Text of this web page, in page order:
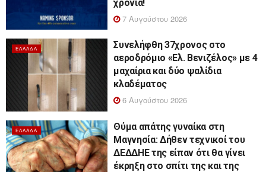
χρονιά!
7 Αυγούστου 2026
ΕΛΛΆΔΑ
Συνελήφθη 37χρονος στο
αεροδρόμιο «Ελ. Βενιζέλος» με 4
μαχαίρια και δύο ψαλίδια
κλαδέματος
6 Αυγούστου 2026
ΕΛΛΆΔΑ
Θύμα απάτης γυναίκα στη
Μαγνησία: Δήθεν τεχνικοί του
ΔΕΔΔΗΕ της είπαν ότι θα γίνει
έκρηξη στο σπίτι της και της